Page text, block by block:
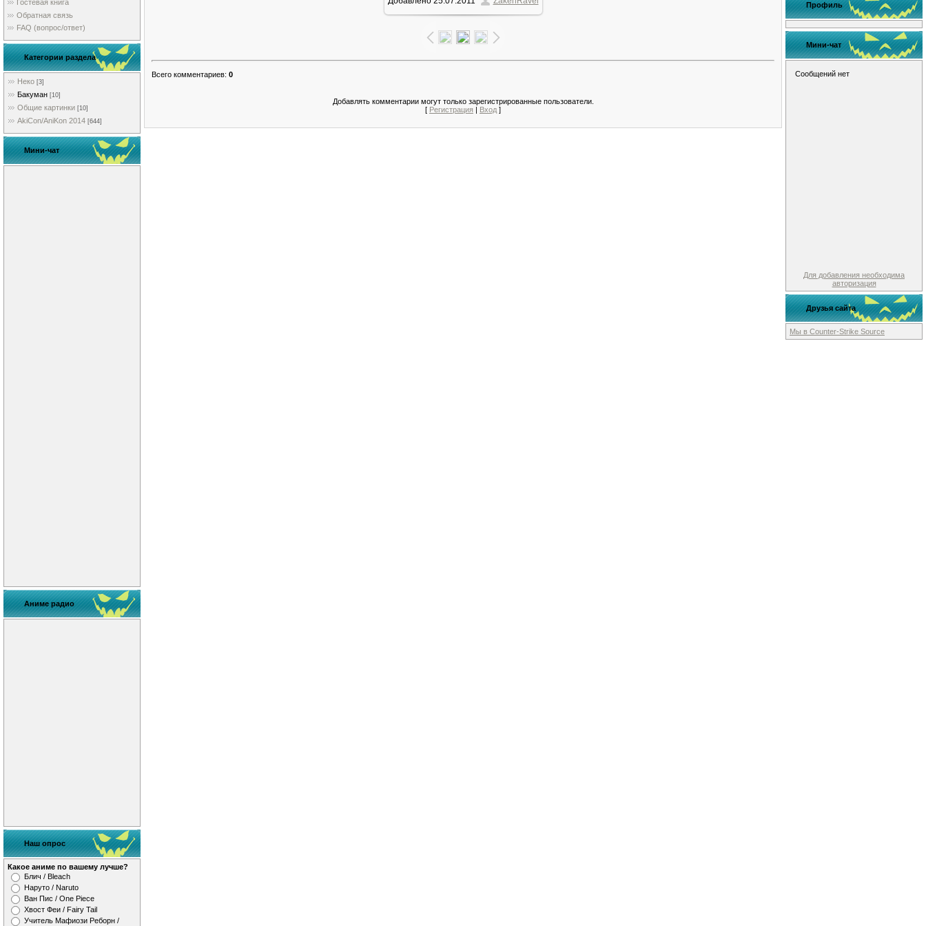
Гостевая книга
Обратная связь
FAQ (вопрос/ответ)
Категории раздела
Неко [3]
Бакуман [10]
Общие картинки [10]
AkiCon/AniKon 2014 [644]
Мини-чат
Аниме радио
Наш опрос
Какое аниме по вашему лучше?
Блич / Bleach
Наруто / Naruto
Ван Пис / One Piece
Хвост Феи / Fairy Tail
Учитель Мафиози Реборн /
51.6Kb
Всего комментариев: 0
Добавлять комментарии могут только зарегистрированные пользователи.
[ Регистрация | Вход ]
Профиль
Мини-чат
Для добавления необходима
авторизация
Друзья сайта
Мы в Counter-Strike Source